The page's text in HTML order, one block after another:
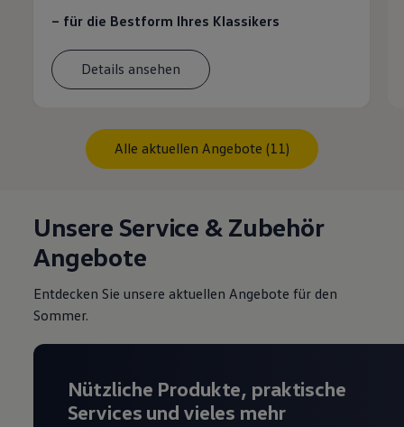
– für die Bestform Ihres Klassikers
Details ansehen
Alle aktuellen Angebote (11)
Unsere Service & Zubehör
Angebote
Entdecken Sie unsere aktuellen Angebote für den
Sommer.
Nützliche Produkte, praktische
Services und vieles mehr